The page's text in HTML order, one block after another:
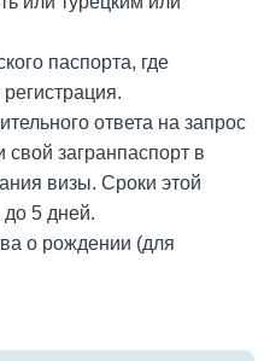
паспорта, где
ответа на запрос
свой загранпаспорт в
визы. Сроки этой
до 5 дней.
о рождении (для